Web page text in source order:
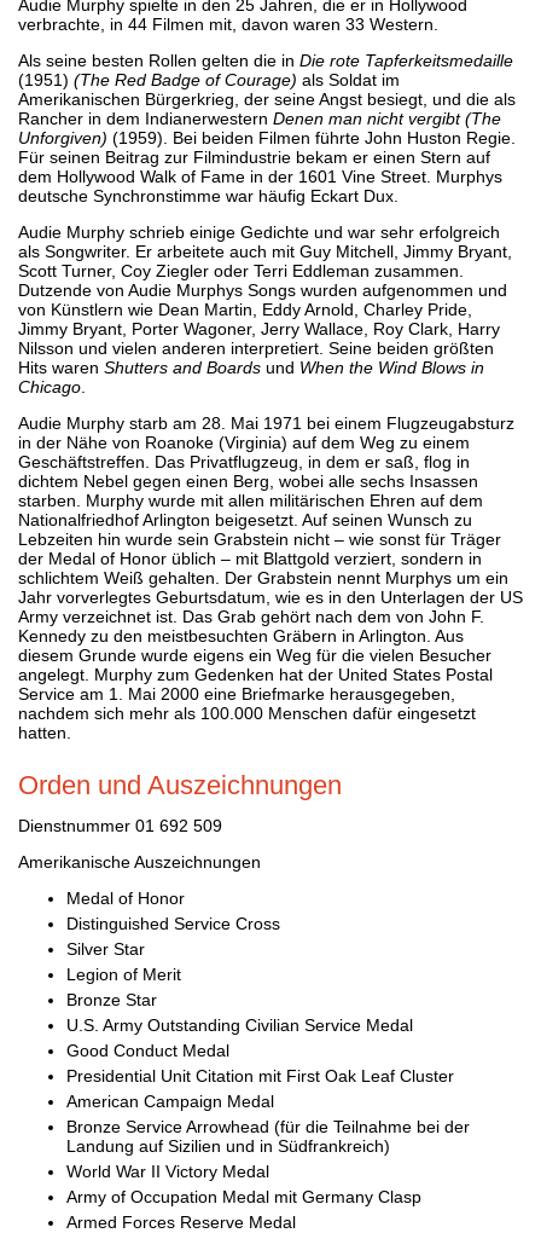
Audie Murphy spielte in den 25 Jahren, die er in Hollywood
verbrachte, in 44 Filmen mit, davon waren 33 Western.
Als seine besten Rollen gelten die in Die rote Tapferkeitsmedaille
(1951) (The Red Badge of Courage) als Soldat im
Amerikanischen Bürgerkrieg, der seine Angst besiegt, und die als
Rancher in dem Indianerwestern Denen man nicht vergibt (The
Unforgiven) (1959). Bei beiden Filmen führte John Huston Regie.
Für seinen Beitrag zur Filmindustrie bekam er einen Stern auf
dem Hollywood Walk of Fame in der 1601 Vine Street. Murphys
deutsche Synchronstimme war häufig Eckart Dux.
Audie Murphy schrieb einige Gedichte und war sehr erfolgreich
als Songwriter. Er arbeitete auch mit Guy Mitchell, Jimmy Bryant,
Scott Turner, Coy Ziegler oder Terri Eddleman zusammen.
Dutzende von Audie Murphys Songs wurden aufgenommen und
von Künstlern wie Dean Martin, Eddy Arnold, Charley Pride,
Jimmy Bryant, Porter Wagoner, Jerry Wallace, Roy Clark, Harry
Nilsson und vielen anderen interpretiert. Seine beiden größten
Hits waren Shutters and Boards und When the Wind Blows in
Chicago
Audie Murphy starb am 28. Mai 1971 bei einem Flugzeugabsturz
in der Nähe von Roanoke (Virginia) auf dem Weg zu einem
Geschäftstreffen. Das Privatflugzeug, in dem er saß, flog in
dichtem Nebel gegen einen Berg, wobei alle sechs Insassen
starben. Murphy wurde mit allen militärischen Ehren auf dem
Nationalfriedhof Arlington beigesetzt. Auf seinen Wunsch zu
Lebzeiten hin wurde sein Grabstein nicht – wie sonst für Träger
der Medal of Honor üblich – mit Blattgold verziert, sondern in
schlichtem Weiß gehalten. Der Grabstein nennt Murphys um ein
Jahr vorverlegtes Geburtsdatum, wie es in den Unterlagen der US
Army verzeichnet ist. Das Grab gehört nach dem von John F.
Kennedy zu den meistbesuchten Gräbern in Arlington. Aus
diesem Grunde wurde eigens ein Weg für die vielen Besucher
angelegt. Murphy zum Gedenken hat der United States Postal
Service am 1. Mai 2000 eine Briefmarke herausgegeben,
nachdem sich mehr als 100.000 Menschen dafür eingesetzt
hatten.
Orden und Auszeichnungen
Dienstnummer 01 692 509
Amerikanische Auszeichnungen
Medal of Honor
Distinguished Service Cross
Silver Star
Legion of Merit
Bronze Star
U.S. Army Outstanding Civilian Service Medal
Good Conduct Medal
Presidential Unit Citation mit First Oak Leaf Cluster
American Campaign Medal
Bronze Service Arrowhead (für die Teilnahme bei der
Landung auf Sizilien und in Südfrankreich)
World War II Victory Medal
Army of Occupation Medal mit Germany Clasp
Armed Forces Reserve Medal